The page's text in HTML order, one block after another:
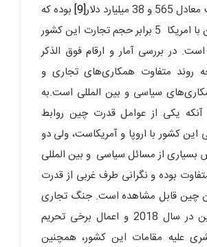
[9]
بوده که
رقم تجارت چین با امریکا 5 برابر حجم تجارت این کشور
در بررسی آمار و ارقام فوق الذکر
روند متفاوت همکاری‌های تجاری و
سیاسی و بین المللی است.به
آنکه یکی از عوامل قدرت چین روابط
این کشور با اروپا و آمریکاست، ولی دو
از مسائل سیاسی و بین المللی
بوده و نگرانی طرف غربی از قدرت
چین قابل مشاهده است. جنگ تجاری
آمریکا علیه چین در سال 2018 و اعمال برخی تحریم
علیه مقامات این کشور، همچنین